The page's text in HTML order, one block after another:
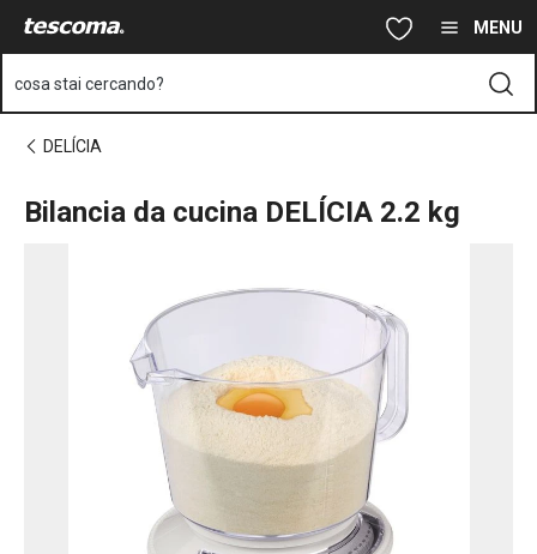
Vai al contenuto principale MENU
cosa stai cercando?
DELÍCIA
Bilancia da cucina DELÍCIA 2.2 kg